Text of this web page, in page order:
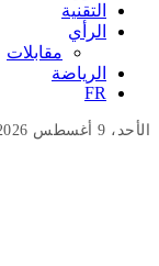
التقنية
الرأي
مقابلات
الرياضة
FR
الأحد، 9 أغسطس 2026